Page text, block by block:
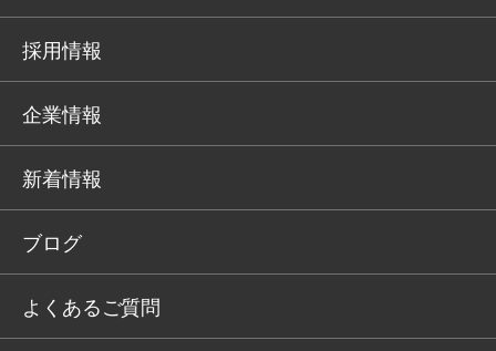
採用情報
企業情報
新着情報
ブログ
よくあるご質問